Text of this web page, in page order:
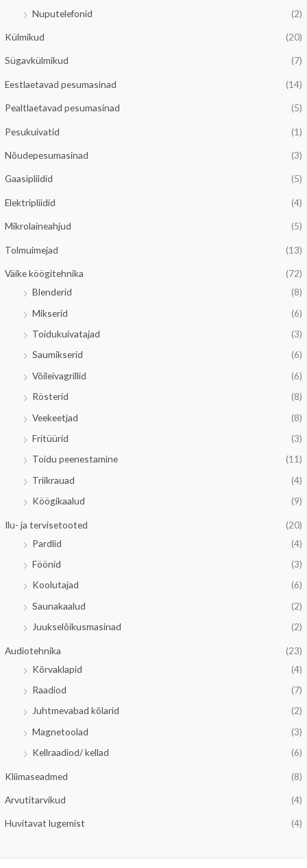
Nuputelefonid
(2)
Külmikud (20)
Sügavkülmikud (7)
Eestlaetavad pesumasinad (14)
Pealtlaetavad pesumasinad (5)
Pesukuivatid (1)
Nõudepesumasinad (3)
Gaasipliidid (5)
Elektripliidid (4)
Mikrolaineahjud (5)
Tolmuimejad (13)
Väike köögitehnika
(72)
Blenderid
(8)
Mikserid
(6)
Toidukuivatajad
(3)
Saumikserid
(6)
Võileivagrillid
(6)
Rösterid
(8)
Veekeetjad
(8)
Fritüürid
(3)
Toidu peenestamine
(11)
Triikrauad
(4)
Köögikaalud
(9)
Ilu- ja tervisetooted
(20)
Pardlid
(4)
Föönid
(3)
Koolutajad
(6)
Saunakaalud
(2)
Juukselõikusmasinad
(2)
Audiotehnika
(23)
Kõrvaklapid
(4)
Raadiod
(7)
Juhtmevabad kõlarid
(2)
Magnetoolad
(3)
Kellraadiod/ kellad
(6)
Kliimaseadmed (8)
Arvutitarvikud (4)
Huvitavat lugemist (4)